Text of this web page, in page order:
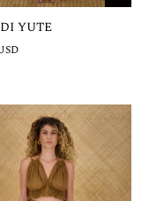
YUTE